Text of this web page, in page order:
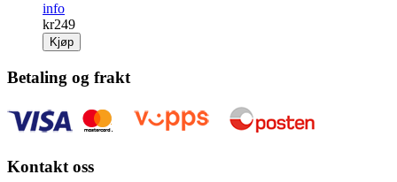
info
kr249
Kjøp
Betaling og frakt
Kontakt oss